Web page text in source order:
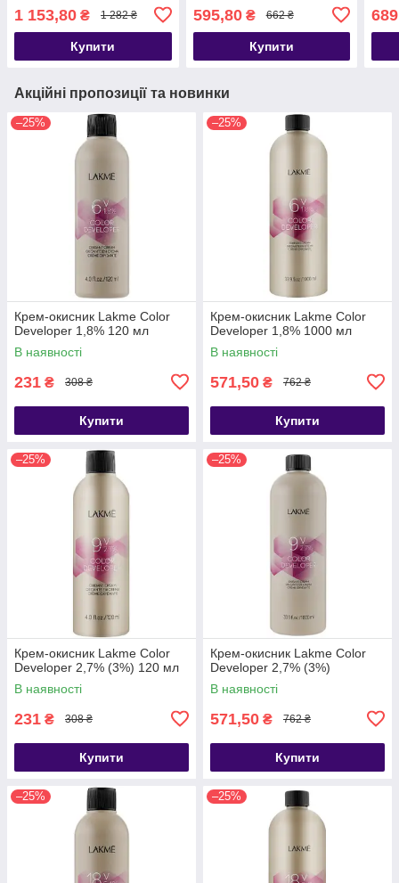
1 153,80 ₴ 1 282 ₴
Купити
595,80₴ 662 ₴
Купити
Акційні пропозиції та новинки
–25%
Крем-окисник Lakme Color
Developer 1,8% 120 мл
В наявності
231 ₴ 308 ₴
Купити
–25%
Крем-окисник Lakme Color
Developer 1,8% 1000 мл
В наявності
571,50 ₴ 762 ₴
Купити
–25%
Крем-окисник Lakme Color
Developer 2,7% (3%) 120 мл
В наявності
231 ₴ 308 ₴
Купити
–25%
Крем-окисник Lakme Color
Developer 2,7% (3%)
В наявності
571,50 ₴ 762 ₴
Купити
–25% –25%